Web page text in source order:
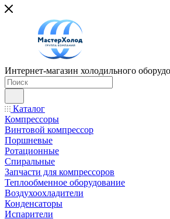
Интернет-магазин холодильного
Каталог
Компрессоры
Винтовой компрессор
Поршневые
Ротационные
Спиральные
Запчасти для компрессоров
Теплообменное оборудование
Воздухоохладители
Конденсаторы
Испарители